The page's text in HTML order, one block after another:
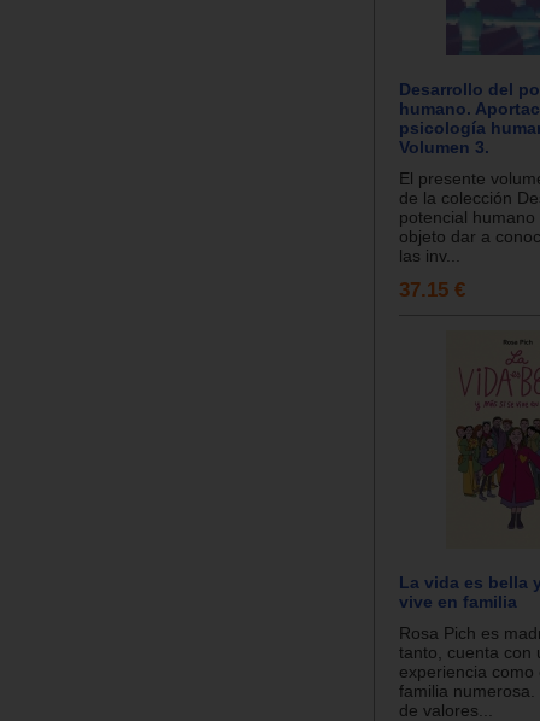
Desarrollo del
humano.
psicología
Volumen 3.
El presente
de la colección
potencial
objeto dar a
las inv...
37.15 €
La vida es bella
vive en familia
Rosa Pich es
tanto, cuenta con
experiencia como
familia
de valores...